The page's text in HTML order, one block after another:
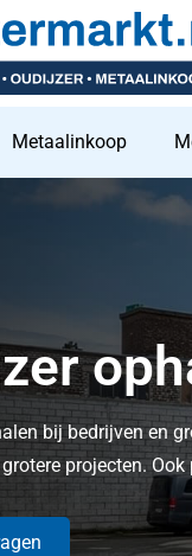
Metaalinkoop
bij bedrijven en
projecten.